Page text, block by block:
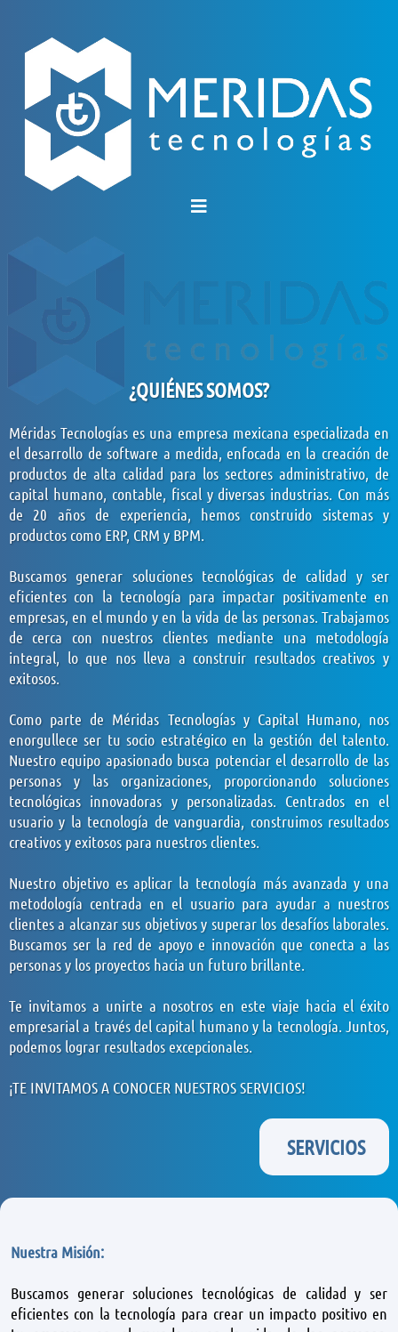
¿QUIÉNES SOMOS?
Méridas Tecnologías es una empresa mexicana especializada en
el desarrollo de software a medida, enfocada en la creación de
productos de alta calidad para los sectores administrativo, de
capital humano, contable, fiscal y diversas industrias. Con más
de 20 años de experiencia, hemos construido sistemas y
productos como ERP, CRM y BPM.
Buscamos generar soluciones tecnológicas de calidad y ser
eficientes con la tecnología para impactar positivamente en
empresas, en el mundo y en la vida de las personas. Trabajamos
de cerca con nuestros clientes mediante una metodología
integral, lo que nos lleva a construir resultados creativos y
exitosos.
Como parte de Méridas Tecnologías y Capital Humano, nos
enorgullece ser tu socio estratégico en la gestión del talento.
Nuestro equipo apasionado busca potenciar el desarrollo de las
personas y las organizaciones, proporcionando soluciones
tecnológicas innovadoras y personalizadas. Centrados en el
usuario y la tecnología de vanguardia, construimos resultados
creativos y exitosos para nuestros clientes.
Nuestro objetivo es aplicar la tecnología más avanzada y una
metodología centrada en el usuario para ayudar a nuestros
clientes a alcanzar sus objetivos y superar los desafíos laborales.
Buscamos ser la red de apoyo e innovación que conecta a las
personas y los proyectos hacia un futuro brillante.
Te invitamos a unirte a nosotros en este viaje hacia el éxito
empresarial a través del capital humano y la tecnología. Juntos,
podemos lograr resultados excepcionales.
¡TE INVITAMOS A CONOCER NUESTROS SERVICIOS!
SERVICIOS
Nuestra Misión:
Buscamos generar soluciones tecnológicas de calidad y ser
eficientes con la tecnología para crear un impacto positivo en